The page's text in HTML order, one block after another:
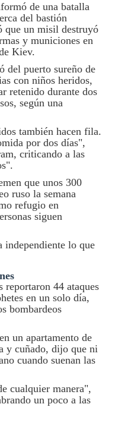
de una batalla
del bastión
que un misil destruyó
y municiones en
Kiev.
del puerto sureño de
con niños heridos,
retenido durante dos
según una
también hacen fila.
por dos días",
criticando a las
que unos 300
ruso la semana
refugio en
siguen
lo que
reportaron 44 ataques
en un solo día,
bombardeos
un apartamento de
y cuñado, dijo que ni
cuando suenan las
cualquier manera",
un poco a las